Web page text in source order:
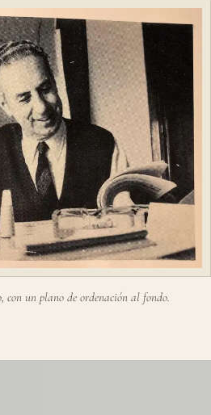
con un plano de ordenación al fondo.